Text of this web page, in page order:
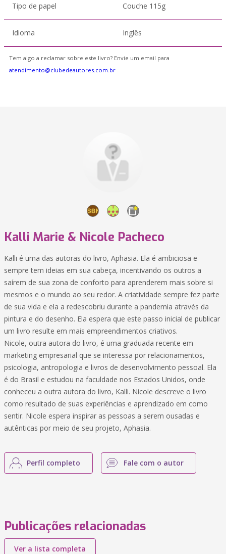
Tipo de papel Couche 115g
Idioma Inglês
Tem algo a reclamar sobre este livro? Envie um email para
atendimento@clubedeautores.com.br
Kalli Marie & Nicole Pacheco
Kalli é uma das autoras do livro, Aphasia. Ela é ambiciosa e
sempre tem ideias em sua cabeça, incentivando os outros a
saírem de sua zona de conforto para aprenderem mais sobre si
mesmos e o mundo ao seu redor. A criatividade sempre fez parte
de sua vida e ela a redescobriu durante a pandemia através da
pintura e do desenho. Ela espera que este passo inicial de publicar
um livro resulte em mais empreendimentos criativos.
Nicole, outra autora do livro, é uma graduada recente em
marketing empresarial que se interessa por relacionamentos,
psicologia, antropologia e livros de desenvolvimento pessoal. Ela
é do Brasil e estudou na faculdade nos Estados Unidos, onde
conheceu a outra autora do livro, Kalli. Nicole descreve o livro
como resultado de suas experiências e aprendizado em como
sentir. Nicole espera inspirar as pessoas a serem ousadas e
autênticas por meio de seu projeto, Aphasia.
Perfil completo Fale com o autor
Publicações relacionadas
Ver a lista completa